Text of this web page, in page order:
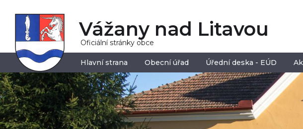
Vážany nad Litavou
Oficiální stránky obce
Hlavní strana Obecní úřad Úřední deska - EÚD